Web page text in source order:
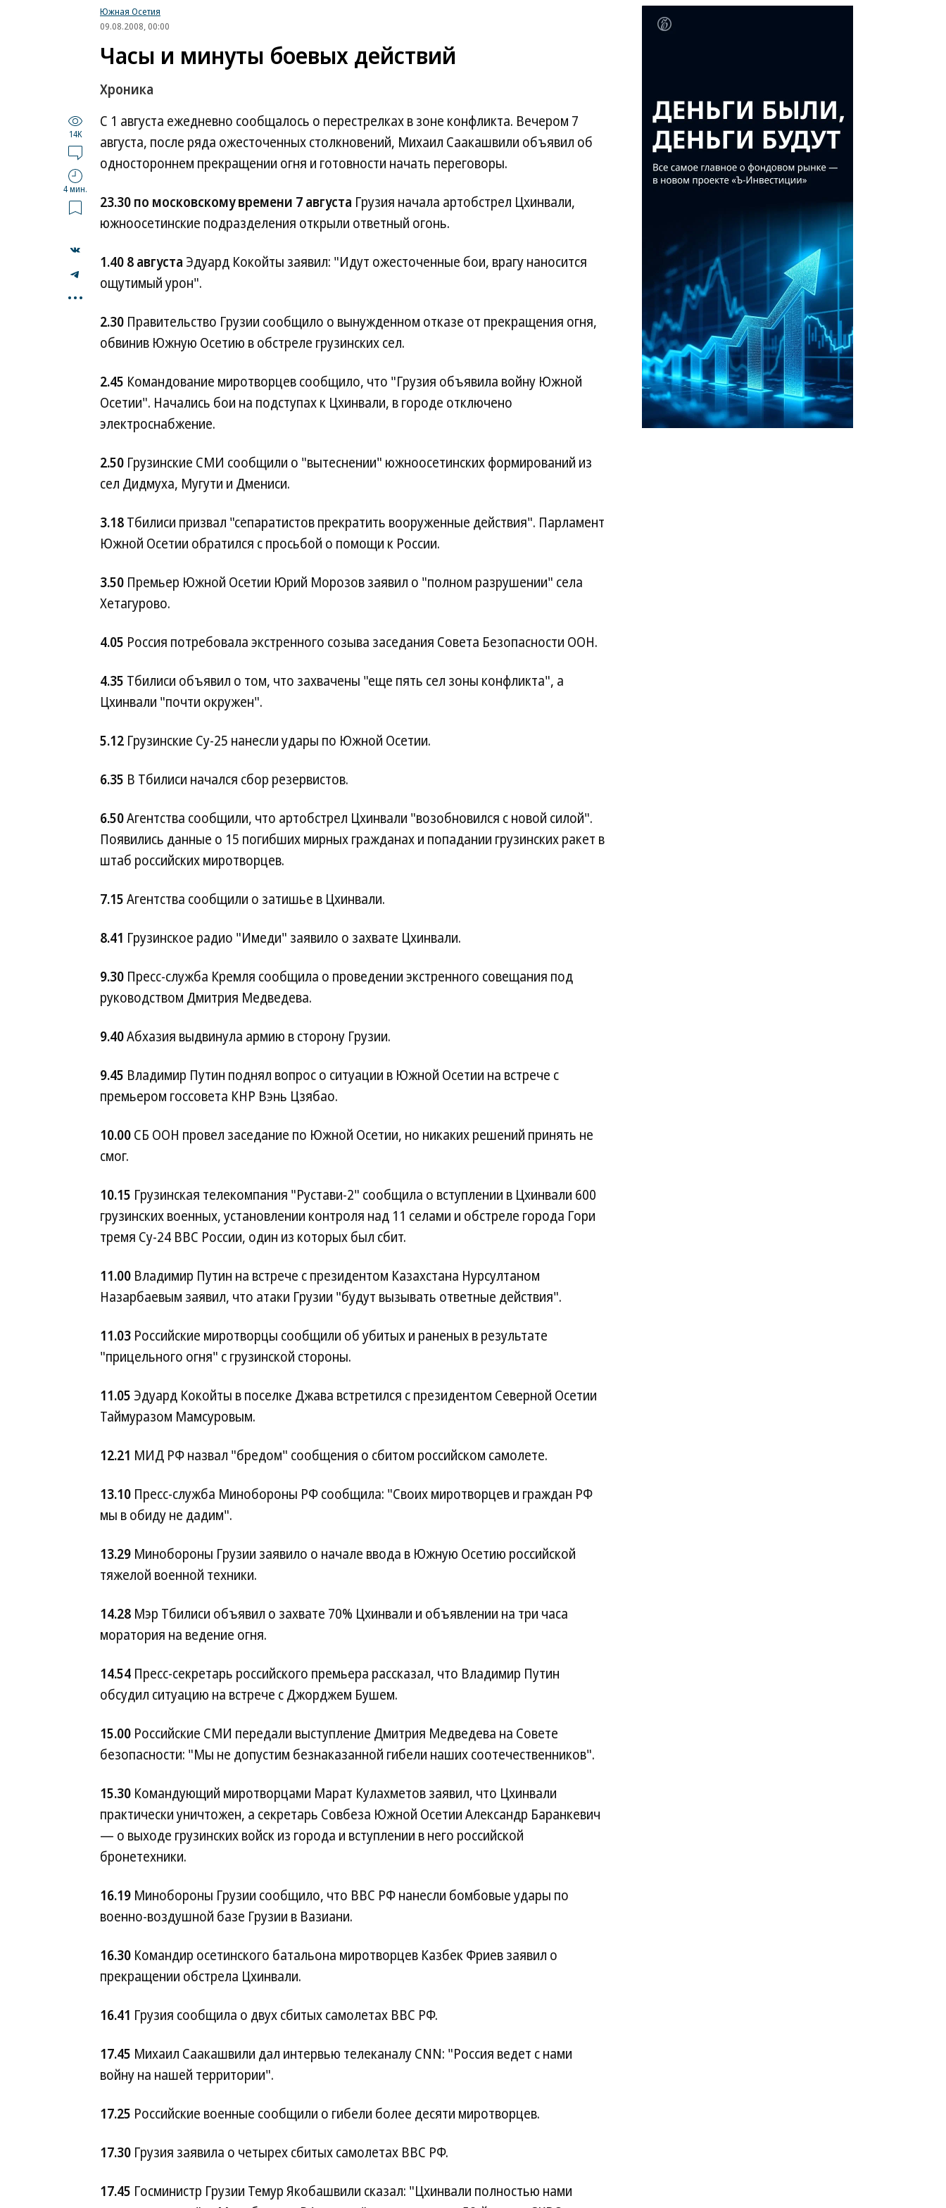
Южная Осетия
09.08.2008, 00:00
Часы и минуты боевых действий
Хроника
14K
4 мин.
...
С 1 августа ежедневно сообщалось о перестрелках в зоне конфликта. Вечером 7
августа, после ряда ожесточенных столкновений, Михаил Саакашвили объявил об
одностороннем прекращении огня и готовности начать переговоры.
23.30 по московскому времени 7 августа Грузия начала артобстрел Цхинвали,
южноосетинские подразделения открыли ответный огонь.
1.40 8 августа Эдуард Кокойты заявил: "Идут ожесточенные бои, врагу наносится
ощутимый урон".
2.30 Правительство Грузии сообщило о вынужденном отказе от прекращения огня,
обвинив Южную Осетию в обстреле грузинских сел.
2.45 Командование миротворцев сообщило, что "Грузия объявила войну Южной
Осетии". Начались бои на подступах к Цхинвали, в городе отключено
электроснабжение.
2.50 Грузинские СМИ сообщили о "вытеснении" южноосетинских формирований из
сел Дидмуха, Мугути и Дмениси.
3.18Тбилиси призвал "сепаратистов прекратить вооруженные действия". Парламент
Южной Осетии обратился с просьбой о помощи к России.
3.50 Премьер Южной Осетии Юрий Морозов заявил о "полном разрушении" села
Хетагурово.
4.05 Россия потребовала экстренного созыва заседания Совета Безопасности ООН.
4.35 Тбилиси объявил о том, что захвачены "еще пять сел зоны конфликта", а
Цхинвали "почти окружен".
5.12 Грузинские Су-25 нанесли удары по Южной Осетии.
6.35 В Тбилиси начался сбор резервистов.
6.50Агентства сообщили, что артобстрел Цхинвали "возобновился с новой силой".
Появились данные о 15 погибших мирных гражданах и попадании грузинских ракет в
штаб российских миротворцев.
7.15Агентства сообщили о затишье в Цхинвали.
8.41 Грузинское радио "Имеди" заявило о захвате Цхинвали.
9.30 Пресс-служба Кремля сообщила о проведении экстренного совещания под
руководством Дмитрия Медведева.
9.40Абхазия выдвинула армию в сторону Грузии.
9.45 Владимир Путин поднял вопрос о ситуации в Южной Осетии на встрече с
премьером госсовета КНР Вэнь Цзябао.
10.00СБ ООН провел заседание по Южной Осетии, но никаких решений принять не
смог.
10.15 Грузинская телекомпания "Рустави-2" сообщила о вступлении в Цхинвали 600
грузинских военных, установлении контроля над 11 селами и обстреле города Гори
тремя Су-24 ВВС России, один из которых был сбит.
11.00 Владимир Путин на встрече с президентом Казахстана Нурсултаном
Назарбаевым заявил, что атаки Грузии "будут вызывать ответные действия".
11.03 Российские миротворцы сообщили об убитых и раненых в результате
"прицельного огня" с грузинской стороны.
11.05 Эдуард Кокойты в поселке Джава встретился с президентом Северной Осетии
Таймуразом Мамсуровым.
12.21 МИД РФ назвал "бредом" сообщения о сбитом российском самолете.
13.10 Пресс-служба Минобороны РФ сообщила: "Своих миротворцев и граждан РФ
мы в обиду не дадим".
13.29 Минобороны Грузии заявило о начале ввода в Южную Осетию российской
тяжелой военной техники.
14.28 Мэр Тбилиси объявил о захвате 70% Цхинвали и объявлении на три часа
моратория на ведение огня.
14.54 Пресс-секретарь российского премьера рассказал, что Владимир Путин
обсудил ситуацию на встрече с Джорджем Бушем.
15.00 Российские СМИ передали выступление Дмитрия Медведева на Совете
безопасности: "Мы не допустим безнаказанной гибели наших соотечественников".
15.30 Командующий миротворцами Марат Кулахметов заявил, что Цхинвали
практически уничтожен, а секретарь Совбеза Южной Осетии Александр Баранкевич
— о выходе грузинских войск из города и вступлении в него российской
бронетехники.
16.19 Минобороны Грузии сообщило, что ВВС РФ нанесли бомбовые удары по
военно-воздушной базе Грузии в Вазиани.
16.30 Командир осетинского батальона миротворцев Казбек Фриев заявил о
прекращении обстрела Цхинвали.
16.41 Грузия сообщила о двух сбитых самолетах ВВС РФ.
17.45 Михаил Саакашвили дал интервью телеканалу CNN: "Россия ведет с нами
войну на нашей территории".
17.25 Российские военные сообщили о гибели более десяти миротворцев.
17.30 Грузия заявила о четырех сбитых самолетах ВВС РФ.
17.45 Госминистр Грузии Темур Якобашвили сказал: "Цхинвали полностью нами